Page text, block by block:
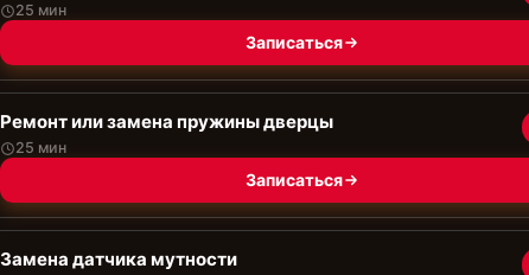
25 мин
Записаться
Ремонт или замена пружины дверцы
25 мин
Записаться
Замена датчика мутности